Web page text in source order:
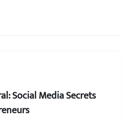
Social Media Secrets